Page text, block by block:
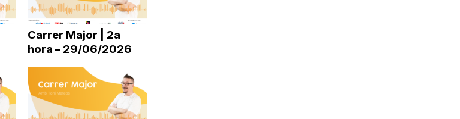
disminuir
el
volum.
Carrer Major | 2a
hora – 29/06/2026